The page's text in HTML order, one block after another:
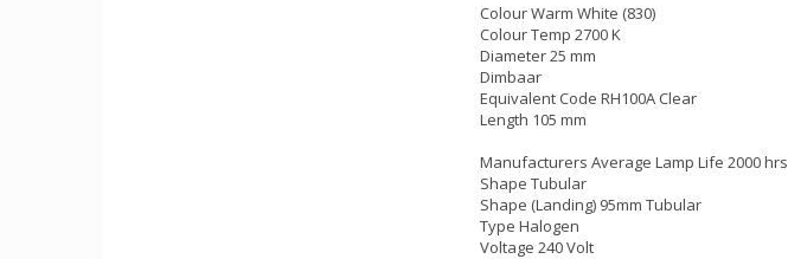
Colour Warm White (830)
Colour Temp 2700 K
Diameter 25 mm
Dimbaar
Equivalent Code RH100A Clear
Length 105 mm
Manufacturers Average Lamp Life 2000 hrs
Shape Tubular
Shape (Landing) 95mm Tubular
Type Halogen
Voltage 240 Volt